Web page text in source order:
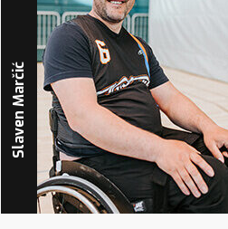
Slaven Marčić